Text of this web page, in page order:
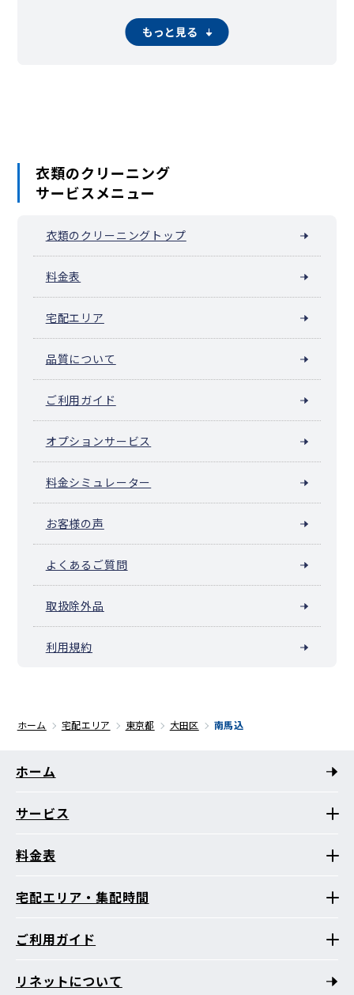
千鳥町駅周辺（千鳥） 田園調布本町（沼部駅周辺）
仲池上中馬込雑色（大田区仲六郷）
もっと見る
衣類のクリーニング
サービスメニュー
衣類のクリーニングトップ
料金表
宅配エリア
品質について
ご利用ガイド
オプションサービス
料金シミュレーター
お客様の声
よくあるご質問
取扱除外品
利用規約
ホーム 宅配エリア 東京都 大田区 南馬込
ホーム
サービス
料金表
宅配エリア・集配時間
ご利用ガイド
リネットについて